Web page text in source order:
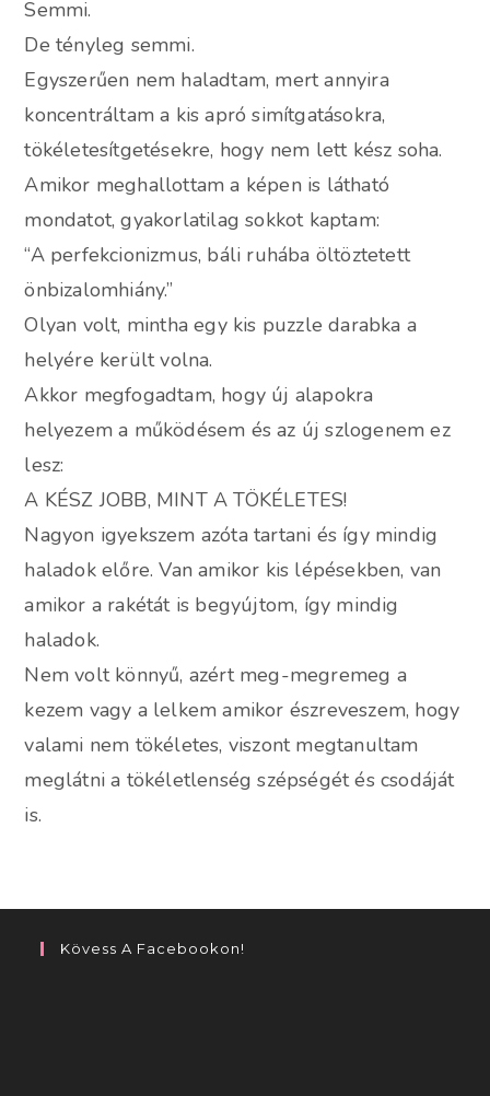
Semmi.
De tényleg semmi.
Egyszerűen nem haladtam, mert annyira
koncentráltam a kis apró simítgatásokra,
tökéletesítgetésekre, hogy nem lett kész soha.
Amikor meghallottam a képen is látható
mondatot, gyakorlatilag sokkot kaptam:
“A perfekcionizmus, báli ruhába öltöztetett
önbizalomhiány.”
Olyan volt, mintha egy kis puzzle darabka a
helyére került volna.
Akkor megfogadtam, hogy új alapokra
helyezem a működésem és az új szlogenem ez
lesz:
A KÉSZ JOBB, MINT A TÖKÉLETES!
Nagyon igyekszem azóta tartani és így mindig
haladok előre. Van amikor kis lépésekben, van
amikor a rakétát is begyújtom, így mindig
haladok.
Nem volt könnyű, azért meg-megremeg a
kezem vagy a lelkem amikor észreveszem, hogy
valami nem tökéletes, viszont megtanultam
meglátni a tökéletlenség szépségét és csodáját
is.
Kövess A Facebookon!